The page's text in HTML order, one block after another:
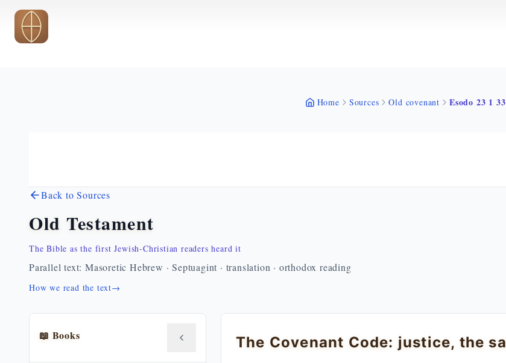
Skip to main content
Home Sources Old covenant Esodo 23 1 33
Back to Sources
Old Testament
The Bible as the first Jewish-Christian readers heard it
Parallel text: Masoretic Hebrew · Septuagint · translation · orthodox reading
How we read the text→
📖 Books